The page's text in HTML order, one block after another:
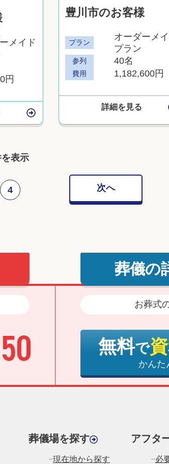
メイド
円
豊川市のお客様
プラン
オーダーメ
プラン
参列 40名
費用 1,182,600円
詳細を見る
表示
4 次へ
葬儀の
お葬式
無料で
かんた
葬儀場を探す
現在地から探す
アフタ
必